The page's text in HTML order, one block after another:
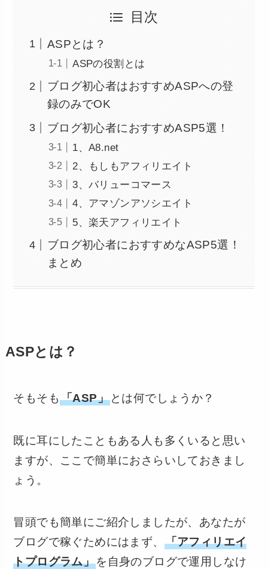
目次
ASPとは？
ASPの役割とは
ブログ初心者はおすすめASPへの登
録のみでOK
ブログ初心者におすすめASP5選！
1、A8.net
2、もしもアフィリエイト
3、バリューコマース
4、アマゾンアソシエイト
5、楽天アフィリエイト
ブログ初心者におすすめなASP5選！
まとめ
ASPとは？
そもそも「ASP」 とは何でしょうか？
既に耳にしたこともある人も多くいると思い
ますが、ここで簡単におさらいしておきまし
ょう。
冒頭でも簡単にご紹介しましたが、あなたが
ブログで稼ぐためにはまず、 「アフィリエイ
トプログラム」を自身のブログで運用しなけ